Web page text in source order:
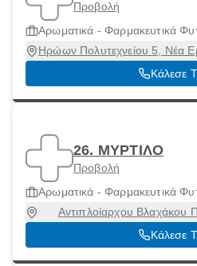
Προβολή
Αρωματικά - Φαρμακευτικά
Ηρώων Πολυτεχνείου 5, Νέα
Κάλεσε
26. ΜΥΡΤΙΛΟ
Προβολή
Αρωματικά - Φαρμακευτικά
Αντιπλοίαρχου Βλαχάκου
[Δήμος],Κάλεσε